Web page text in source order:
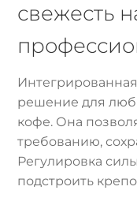
свежесть
решение для
кофе. Она
требованию,
Регулировка
подстроить